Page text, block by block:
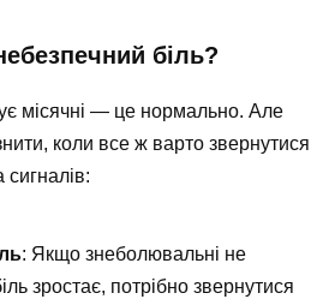
біль?
місячні — це нормально. Але
коли все ж варто звернутися
сигналів:
: Якщо знеболювальні не
зростає, потрібно звернутися